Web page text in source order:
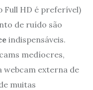
Full HD é preferível)
de ruído são
indispensáveis.
medíocres,
webcam externa de
muitas